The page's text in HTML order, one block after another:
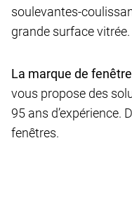
soulevantes-
grande surface vitrée.
La marque de
vous propose des
95 ans d’expérience.
fenêtres.